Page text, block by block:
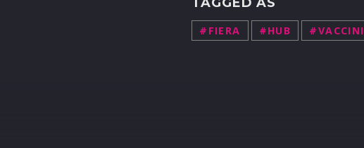
#FIERA #HUB #VACCINI